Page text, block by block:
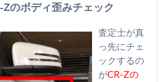
のボディ歪みチェック
査定士が真
っ先にチェ
ックするの
がCR-Zの